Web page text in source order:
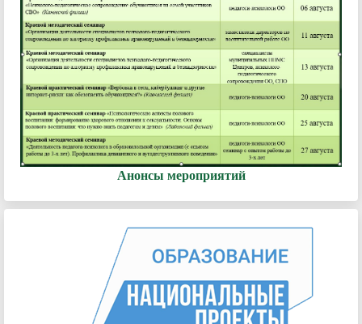
Анонсы мероприятий